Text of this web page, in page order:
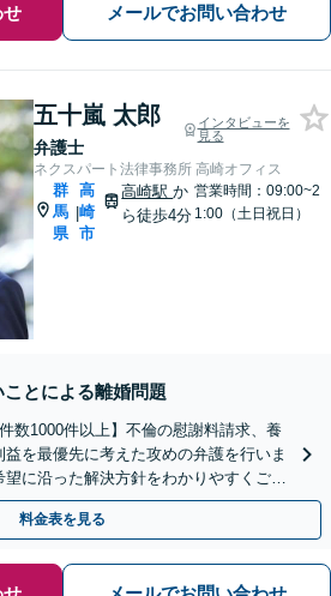
メールでお問い合わせ
五十嵐 太郎
弁護士
インタビューを
見る
ネクスパート法律事務所 高崎オフィス
群
馬
県
|
高
崎
市
高崎駅か
ら徒歩4分
営業時間：09:00~2
1:00（土日祝日）
とによる離婚問題
数1000件以上】不倫の慰謝料請求、養
を最優先に考えた攻めの弁護を行いま
に沿った解決方針をわかりやすくご提
下さい。
料金表を見る